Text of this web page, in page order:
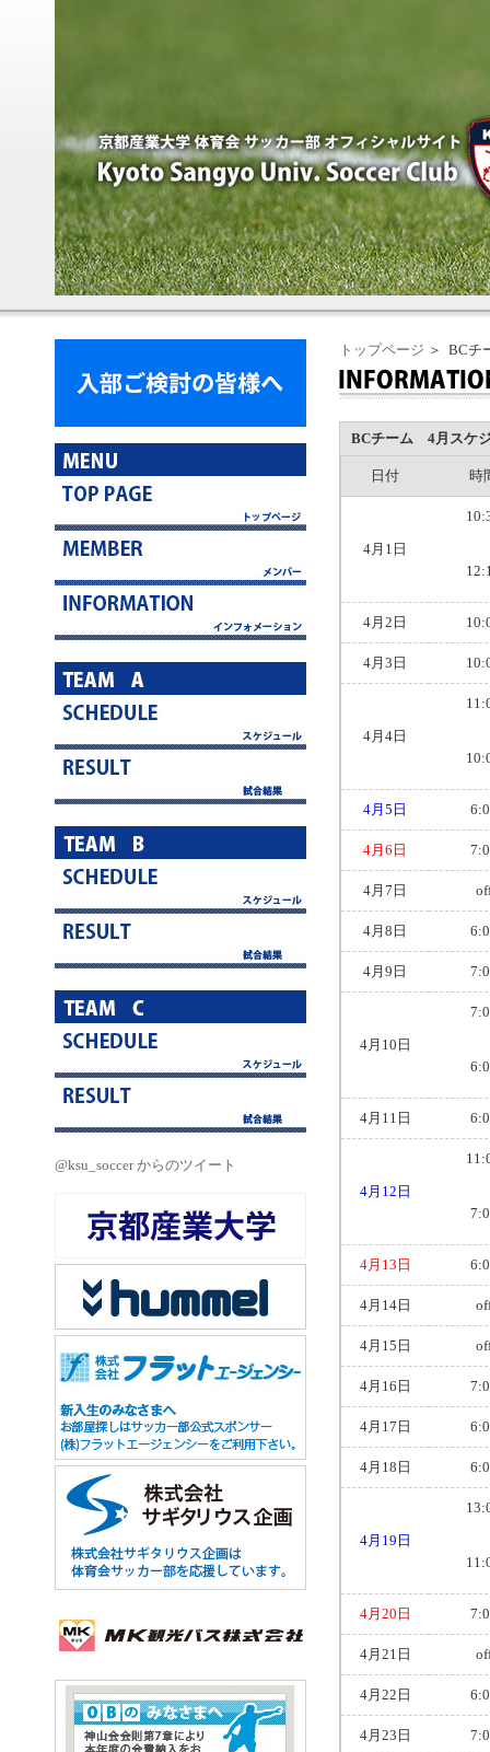
@ksu_soccer からのツイート
トップページ ＞ BCチ
BCチーム 4月スケ
日付 時
4月1日
4月2日
4月3日
4月4日
4月5日
4月6日
4月7日
4月8日
4月9日
4月10日
4月11日
4月12日
4月13日
4月14日
4月15日
4月16日
4月17日
4月18日
4月19日
4月20日
4月21日
4月22日
4月23日